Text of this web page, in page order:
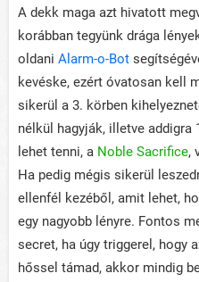
A dekk maga azt hivatott
korábban tegyünk drága
oldani Alarm-o-Bot
kevéske, ezért óvatosan kell
sikerül a 3. körben
nélkül hagyják, illetve
lehet tenni, a Noble Sacrifice,
Ha pedig mégis sikerül
ellenfél kezéből, amit lehet,
egy nagyobb lényre. Fontos
secret, ha úgy triggerel, hogy
hőssel támad, akkor mindig